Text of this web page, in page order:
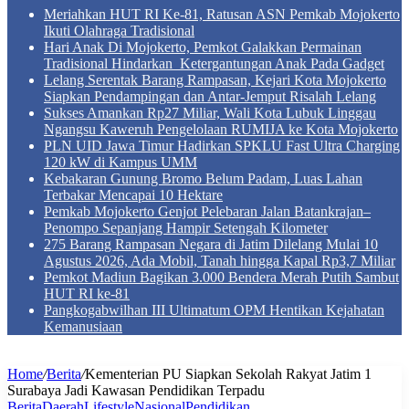
Meriahkan HUT RI Ke-81, Ratusan ASN Pemkab Mojokerto
Ikuti Olahraga Tradisional
Hari Anak Di Mojokerto, Pemkot Galakkan Permainan
Tradisional Hindarkan Ketergantungan Anak Pada Gadget
Lelang Serentak Barang Rampasan, Kejari Kota Mojokerto
Siapkan Pendampingan dan Antar-Jemput Risalah Lelang
Sukses Amankan Rp27 Miliar, Wali Kota Lubuk Linggau
Ngangsu Kaweruh Pengelolaan RUMIJA ke Kota Mojokerto
PLN UID Jawa Timur Hadirkan SPKLU Fast Ultra Charging
120 kW di Kampus UMM
Kebakaran Gunung Bromo Belum Padam, Luas Lahan
Terbakar Mencapai 10 Hektare
Pemkab Mojokerto Genjot Pelebaran Jalan Batankrajan–
Penompo Sepanjang Hampir Setengah Kilometer
275 Barang Rampasan Negara di Jatim Dilelang Mulai 10
Agustus 2026, Ada Mobil, Tanah hingga Kapal Rp3,7 Miliar
Pemkot Madiun Bagikan 3.000 Bendera Merah Putih Sambut
HUT RI ke-81
Pangkogabwilhan III Ultimatum OPM Hentikan Kejahatan
Kemanusiaan
Home/Berita/Kementerian PU Siapkan Sekolah Rakyat Jatim 1
Surabaya Jadi Kawasan Pendidikan Terpadu